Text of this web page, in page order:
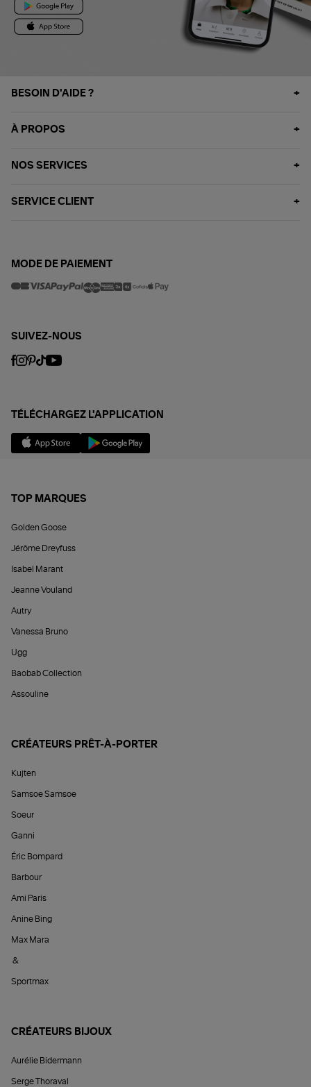
BESOIN D'AIDE ?
À PROPOS
NOS SERVICES
SERVICE CLIENT
MODE DE PAIEMENT
SUIVEZ-NOUS
TÉLÉCHARGEZ L'APPLICATION
TOP MARQUES
Golden Goose
Jérôme Dreyfuss
Isabel Marant
Jeanne Vouland
Autry
Vanessa Bruno
Ugg
Baobab Collection
Assouline
CRÉATEURS PRÊT-À-PORTER
Kujten
Samsoe Samsoe
Soeur
Ganni
Éric Bompard
Barbour
Ami Paris
Anine Bing
Max Mara
&
Sportmax
CRÉATEURS BIJOUX
Aurélie Bidermann
Serge Thoraval